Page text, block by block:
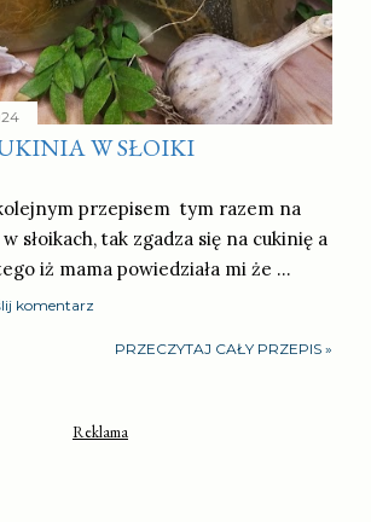
W SŁOIKI
przepisem tym razem na
słoikach, tak zgadza się na cukinię a
iż mama powiedziała mi że …
komentarz
PRZECZYTAJ CAŁY PRZEPIS »